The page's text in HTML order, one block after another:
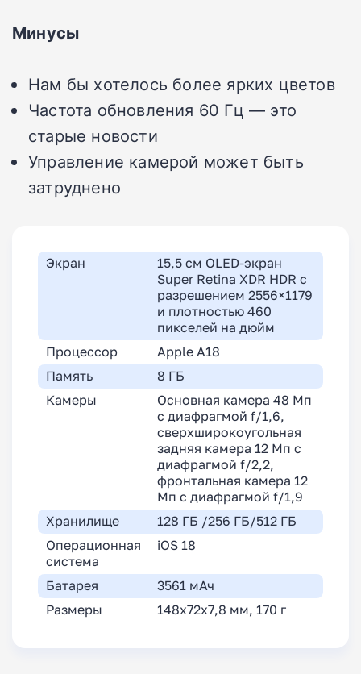
Минусы
Нам бы хотелось более ярких цветов
Частота обновления 60 Гц — это
старые новости
Управление камерой может быть
затруднено
Экран
15,5 см OLED-экран
Super Retina XDR HDR с
разрешением 2556×1179
и плотностью 460
пикселей на дюйм
Процессор
Apple A18
Память
8 ГБ
Камеры
Основная камера 48 Мп
с диафрагмой f/1,6,
сверхширокоугольная
задняя камера 12 Мп с
диафрагмой f/2,2,
фронтальная камера 12
Мп с диафрагмой f/1,9
Хранилище
128 ГБ /256 ГБ/512 ГБ
Операционная
система
iOS 18
Батарея
3561 мАч
Размеры
148x72x7,8 мм, 170 г